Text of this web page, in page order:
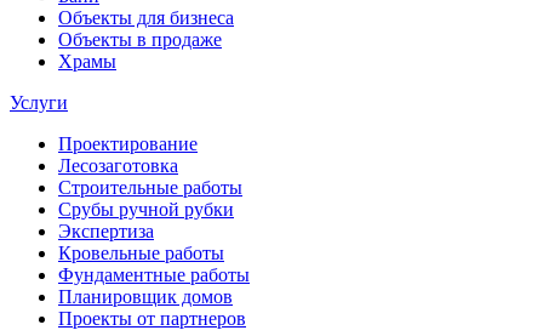
Объекты для бизнеса
Объекты в продаже
Храмы
Услуги
Проектирование
Лесозаготовка
Строительные работы
Срубы ручной рубки
Экспертиза
Кровельные работы
Фундаментные работы
Планировщик домов
Проекты от партнеров